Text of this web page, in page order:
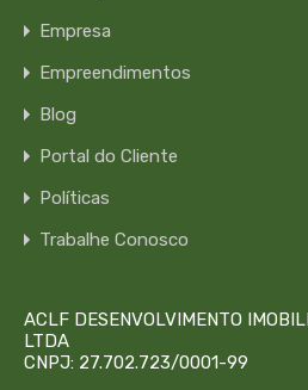
Empresa
Empreendimentos
Blog
Portal do Cliente
Políticas
Trabalhe Conosco
ACLF DESENVOLVIMENTO
LTDA
CNPJ: 27.702.723/0001-99